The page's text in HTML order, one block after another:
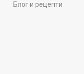
Блог и рецепти